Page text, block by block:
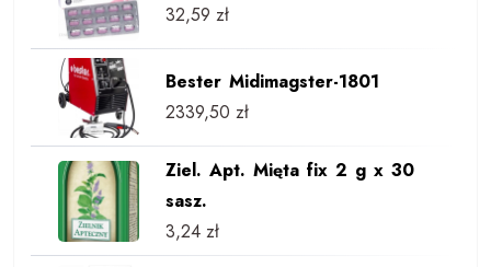
32,59 zł
Bester Midimagster-1801
2339,50 zł
Ziel. Apt. Mięta fix 2 g x 30
sasz.
3,24 zł